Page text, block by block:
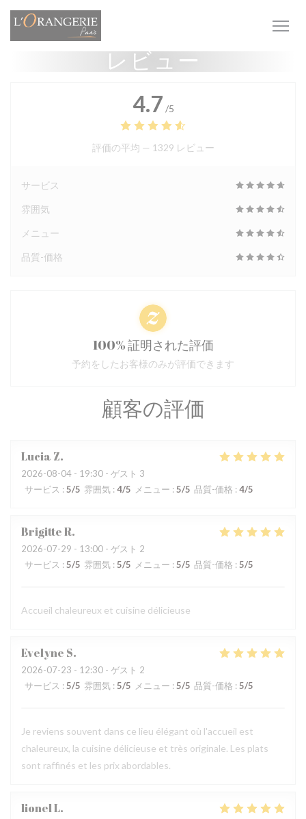
クッキー利用の管理について
レビュー
顧客の評価
Lucia Z
2026-08-04 - 19:30 - ゲスト 3
サービス : 5/5 雰囲気 : 4/5 メニュー : 5/5 品質-価格 : 4/5
BrigitteR
2026-07-29 - 13:00 - ゲスト 2
サービス : 5/5 雰囲気 : 5/5 メニュー : 5/5 品質-価格 : 5/5
Accueil chaleureux et cuisine délicieuse
Evelyne S
2026-07-23 - 12:30 - ゲスト 2
サービス : 5/5 雰囲気 : 5/5 メニュー : 5/5 品質-価格 : 5/5
Je reviens souvent dans ce lieu élégant où l'accueil est
chaleureux, la cuisine délicieuse et très originale. Les plats
sont raffinés et les prix abordables.
lionelL
4.7 /5
評価の平均 — 1329 レビュー
サービス
雰囲気
メニュー
品質-価格
100% 証明された評価
予約をしたお客様のみが評価できます